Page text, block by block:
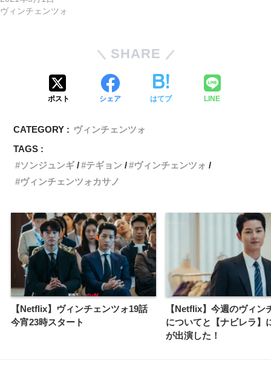
ヴィンチェンツォ
SHARE
ポスト シェア はてブ LINE
CATEGORY : ヴィンチェンツォ
TAGS :
ソンジュンギ
テギョン
ヴィンチェンツォ
ヴィンチェンツォカサノ
【Netflix】ヴィンチェンツォ19話
今宵23時スタート
【Netflix】今週のヴィン
についてと【ナビレラ】
が出演した！